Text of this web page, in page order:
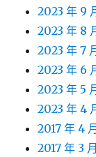
2023 年 9
2023 年 8
2023 年 7
2023 年 6
2023 年 5
2023 年 4
2017 年 4 月
2017 年 3 月